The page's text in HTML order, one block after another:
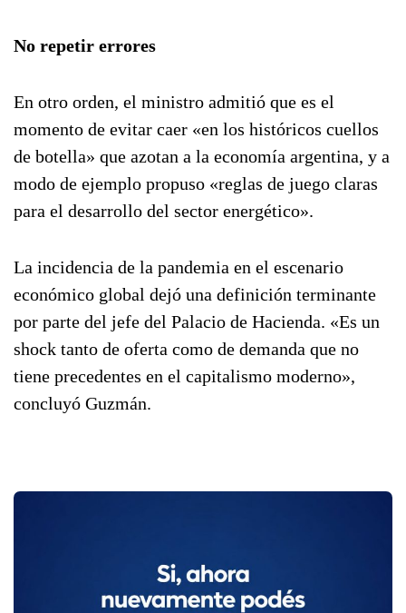
No repetir errores
En otro orden, el ministro admitió que es el
momento de evitar caer «en los históricos cuellos
de botella» que azotan a la economía argentina, y a
modo de ejemplo propuso «reglas de juego claras
para el desarrollo del sector energético».
La incidencia de la pandemia en el escenario
económico global dejó una definición terminante
por parte del jefe del Palacio de Hacienda. «Es un
shock tanto de oferta como de demanda que no
tiene precedentes en el capitalismo moderno»,
concluyó Guzmán.